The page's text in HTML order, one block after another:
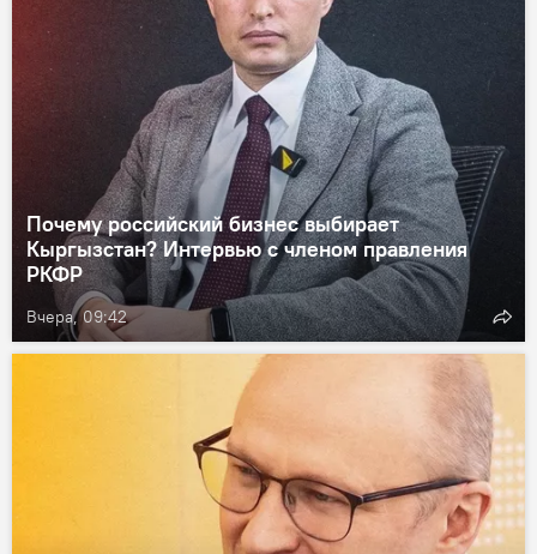
Почему российский бизнес выбирает
Кыргызстан? Интервью с членом правления
РКФР
Вчера, 09:42